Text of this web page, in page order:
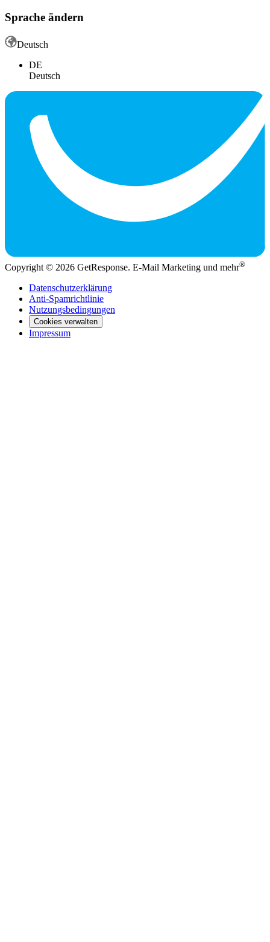
Sprache ändern
Deutsch
DE
Deutsch
Copyright © 2026 GetResponse. E-Mail Marketing und mehr®
Datenschutzerklärung
Anti-Spamrichtlinie
Nutzungsbedingungen
Cookies verwalten
Impressum